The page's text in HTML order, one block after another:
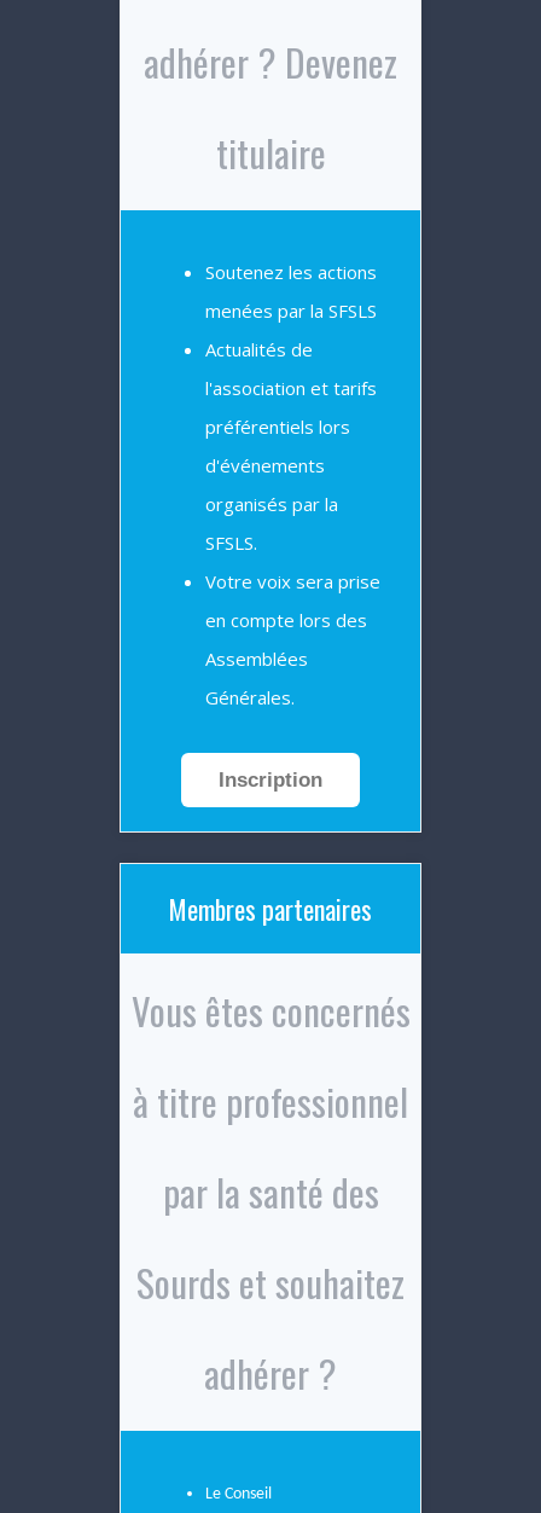
adhérer ? Devenez
titulaire
Soutenez les actions
menées par la SFSLS
Actualités de
l'association et tarifs
préférentiels lors
d'événements
organisés par la
SFSLS.
Votre voix sera prise
en compte lors des
Assemblées
Générales.
Inscription
Membres partenaires
Vous êtes concernés
à titre professionnel
par la santé des
Sourds et souhaitez
adhérer ?
Le Conseil